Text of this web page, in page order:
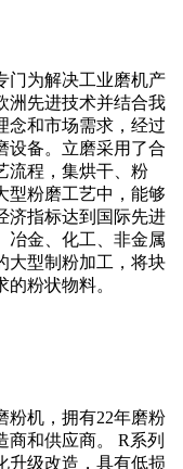
门为解决工业磨机产
洲先进技术并结合我
念和市场需求，经过
设备。立磨采用了合
流程，集烘干、粉
型粉磨工艺中，能够
济指标达到国际先进
冶金、化工、非金属
大型制粉加工，将块
粉状物料。
粉机，拥有22年磨粉
和供应商。 R系列
升级改造，具有低损